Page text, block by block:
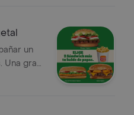
un
Una gran
2